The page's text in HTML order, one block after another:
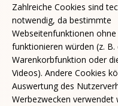
Zahlreiche Cookies sind
notwendig, da bestimmte
Webseitenfunktionen
funktionieren würden (z. B.
Warenkorbfunktion oder
Videos). Andere Cookies
Auswertung des
Werbezwecken verwendet